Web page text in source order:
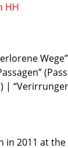
HH
|
in 2011 at